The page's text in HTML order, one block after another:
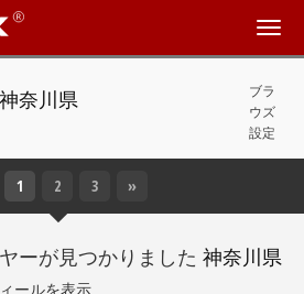
ブラ
ウズ
設定
奈川県
1 (今の)
2 3 »
ーが見つかりました 神奈川県
ールを表示